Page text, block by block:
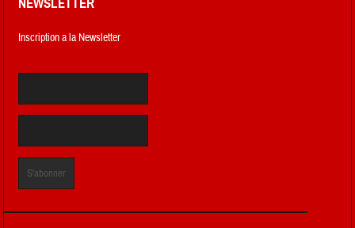
NEWSLETTER
Inscription a la Newsletter